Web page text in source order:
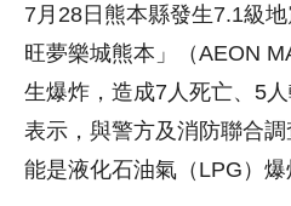
7月28日熊本縣發生7.1級
旺夢樂城熊本」（AEON
生爆炸，造成7人死亡、5
表示，與警方及消防聯合
能是液化石油氣（LPG）爆